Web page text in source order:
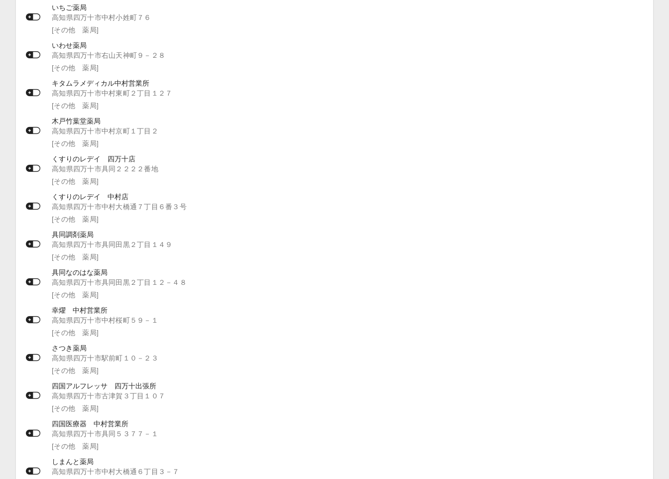
いちご薬局
高知県四万十市中村小姓町７６
[その他 薬局]
いわせ薬局
高知県四万十市右山天神町９－２８
[その他 薬局]
キタムラメディカル中村営業所
高知県四万十市中村東町２丁目１２７
[その他 薬局]
木戸竹葉堂薬局
高知県四万十市中村京町１丁目２
[その他 薬局]
くすりのレデイ 四万十店
高知県四万十市具同２２２２番地
[その他 薬局]
くすりのレデイ 中村店
高知県四万十市中村大橋通７丁目６番３号
[その他 薬局]
具同調剤薬局
高知県四万十市具同田黒２丁目１４９
[その他 薬局]
具同なのはな薬局
高知県四万十市具同田黒２丁目１２－４８
[その他 薬局]
幸燿 中村営業所
高知県四万十市中村桜町５９－１
[その他 薬局]
さつき薬局
高知県四万十市駅前町１０－２３
[その他 薬局]
四国アルフレッサ 四万十出張所
高知県四万十市古津賀３丁目１０７
[その他 薬局]
四国医療器 中村営業所
高知県四万十市具同５３７７－１
[その他 薬局]
しまんと薬局
高知県四万十市中村大橋通６丁目３－７